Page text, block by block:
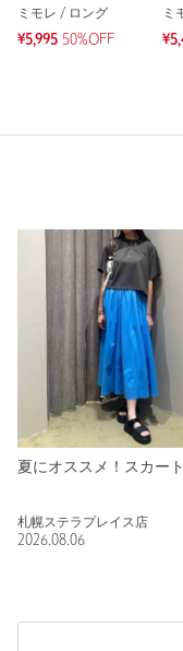
ミモレ / ロング
¥5,995 50%OFF
ミ
夏にオススメ！スカー
札幌ステラプレイス店
2026.08.06